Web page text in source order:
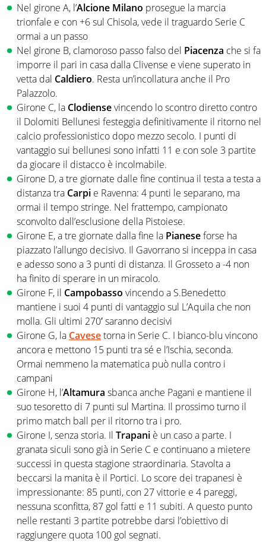
Nel girone A, l’Alcione Milano prosegue la marcia
trionfale e con +6 sul Chisola, vede il traguardo Serie C
ormai a un passo
Nel girone B, clamoroso passo falso del Piacenza che si fa
imporre il pari in casa dalla Clivense e viene superato in
vetta dal Caldiero. Resta un’incollatura anche il Pro
Palazzolo.
Girone C, la Clodiensevincendo lo scontro diretto contro
il Dolomiti Bellunesi festeggia definitivamente il ritorno nel
calcio professionistico dopo mezzo secolo. I punti di
vantaggio sui bellunesi sono infatti 11 e con sole 3 partite
da giocare il distacco è incolmabile.
Girone D, a tre giornate dalle fine continua il testa a testa a
distanza tra Carpi e Ravenna: 4 punti le separano, ma
ormai il tempo stringe. Nel frattempo, campionato
sconvolto dall’esclusione della Pistoiese.
Girone E, a tre giornate dalla fine la Pianeseforse ha
piazzato l’allungo decisivo. Il Gavorrano si inceppa in casa
e adesso sono a 3 punti di distanza. Il Grosseto a -4 non
ha finito di sperare in un miracolo.
Girone F, il Campobasso vincendo a S.Benedetto
mantiene i suoi 4 punti di vantaggio sul L’Aquila che non
molla. Gli ultimi 270′ saranno decisivi
Girone G, la Cavesetorna in Serie C. I bianco-blu vincono
ancora e mettono 15 punti tra sé e l’Ischia, seconda.
Ormai nemmeno la matematica può nulla contro i
campani
Girone H, l’Altamura sbanca anche Pagani e mantiene il
suo tesoretto di 7 punti sul Martina. Il prossimo turno il
primo match ball per il ritorno tra i pro.
Girone I, senza storia. Il Trapani è un caso a parte. I
granata siculi sono già in Serie C e continuano a mietere
successi in questa stagione straordinaria. Stavolta a
beccarsi la manita è il Portici. Lo score dei trapanesi è
impressionante: 85 punti, con 27 vittorie e 4 pareggi,
nessuna sconfitta, 87 gol fatti e 11 subiti. A questo punto
nelle restanti 3 partite potrebbe darsi l’obiettivo di
raggiungere quota 100 gol segnati.